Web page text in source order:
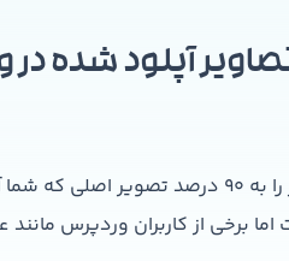
وردپرس به طور خودکار تصاویر را به